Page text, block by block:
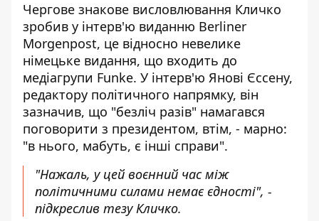
Чергове знакове висловлювання Кличко
зробив у інтерв'ю виданню Berliner
Morgenpost, це відносно невелике
німецьке видання, що входить до
медіагрупи Funke. У інтерв'ю Янові Єссену,
редактору політичного напрямку, він
зазначив, що "безліч разів" намагався
поговорити з президентом, втім, - марно:
"в нього, мабуть, є інші справи".
"Нажаль, у цей воєнний час між
політичними силами немає єдності", -
підкреслив тезу Кличко.